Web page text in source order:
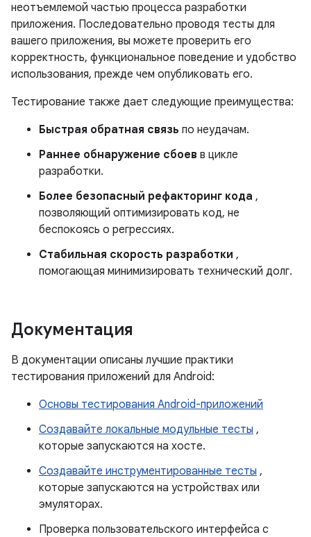
неотъемлемой частью процесса разработки
приложения. Последовательно проводя тесты для
вашего приложения, вы можете проверить его
корректность, функциональное поведение и удобство
использования, прежде чем опубликовать его.
Тестирование также дает следующие преимущества:
Быстрая обратная связь по неудачам.
Раннее обнаружение сбоев в цикле
разработки.
Более безопасный рефакторинг кода ,
позволяющий оптимизировать код, не
беспокоясь о регрессиях.
Стабильная скорость разработки ,
помогающая минимизировать технический долг.
Документация
В документации описаны лучшие практики
тестирования приложений для Android:
Основы тестирования Android-приложений
Создавайте локальные модульные тесты ,
которые запускаются на хосте.
Создавайте инструментированные тесты ,
которые запускаются на устройствах или
эмуляторах.
Проверка пользовательского интерфейса с